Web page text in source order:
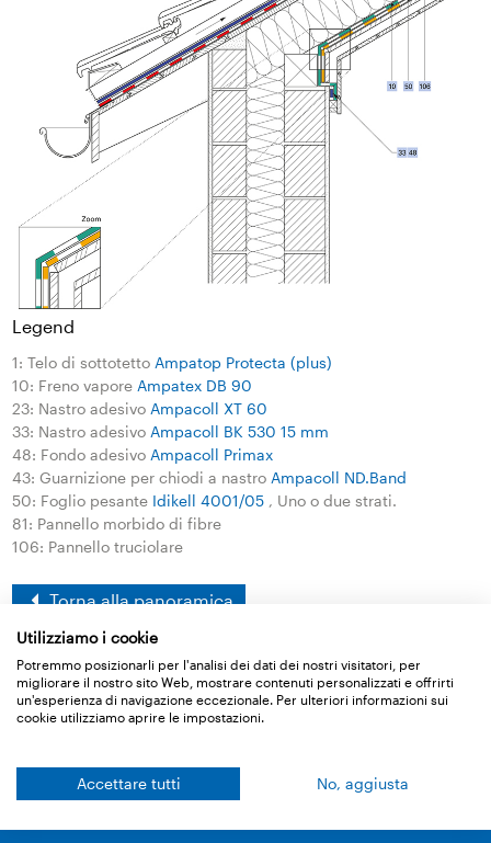
Legend
1: Telo di sottotetto Ampatop Protecta (plus)
10: Freno vapore Ampatex DB 90
23: Nastro adesivo Ampacoll XT 60
33: Nastro adesivo Ampacoll BK 530 15 mm
48: Fondo adesivo Ampacoll Primax
43: Guarnizione per chiodi a nastro Ampacoll ND.Band
50: Foglio pesante Idikell 4001/05 , Uno o due strati.
81: Pannello morbido di fibre
106: Pannello truciolare
Torna alla panoramica
Prodotti
›Tecnica d’incollaggio e accessori
Prodotti per insonorizzazione
Utilizziamo i cookie
Potremmo posizionarli per l'analisi dei dati dei nostri visitatori, per
migliorare il nostro sito Web, mostrare contenuti personalizzati e offrirti
un'esperienza di navigazione eccezionale. Per ulteriori informazioni sui
cookie utilizziamo aprire le impostazioni.
Accettare tutti No, aggiusta